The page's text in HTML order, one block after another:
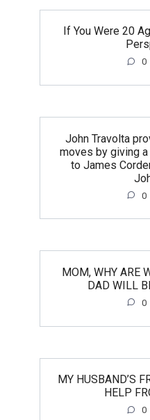
If You Were 20
0
John Travolta
moves by giving
to James
0
MOM, WHY ARE
DAD WILL
0
MY HUSBAND’S
HELP
0